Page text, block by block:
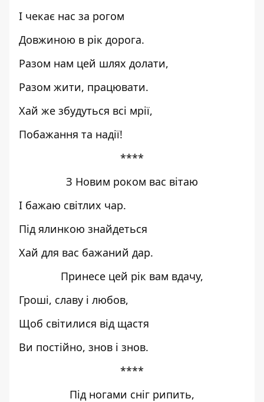
І чекає нас за рогом
Довжиною в рік дорога.
Разом нам цей шлях долати,
Разом жити, працювати.
Хай же збудуться всі мрії,
Побажання та надії!
****
З Новим роком вас вітаю
І бажаю світлих чар.
Під ялинкою знайдеться
Хай для вас бажаний дар.
Принесе цей рік вам вдачу,
Гроші, славу і любов,
Щоб світилися від щастя
Ви постійно, знов і знов.
****
Під ногами сніг рипить,